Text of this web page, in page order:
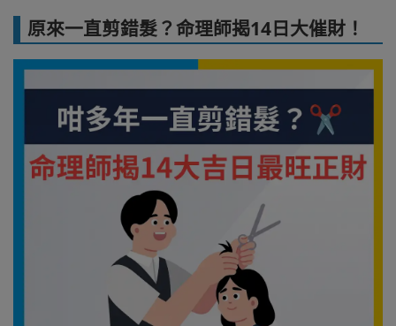
原來一直剪錯髮？命理師揭14日大催財！